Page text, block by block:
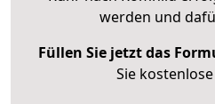
werden und
Füllen Sie jetzt das
Sie